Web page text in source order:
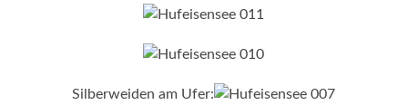
Silberweiden am Ufer: